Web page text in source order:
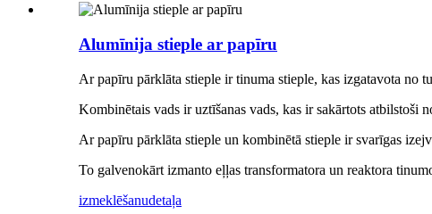
Alumīnija stieple ar papīru
Ar papīru pārklāta stieple ir tinuma stieple, kas izgatavota no
Kombinētais vads ir uztīšanas vads, kas ir sakārtots atbilstoši
Ar papīru pārklāta stieple un kombinētā stieple ir svarīgas
To galvenokārt izmanto eļļas transformatora un reaktora
izmeklēšanudetaļa